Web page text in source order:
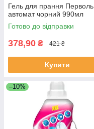
Гель для прання Перволь
автомат чорний 990мл
Готово до відправки
378,90 ₴ 421 ₴
Купити
–10%